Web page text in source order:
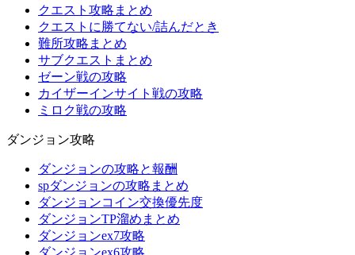
クエスト攻略まとめ
クエストに勝てない/詰んだとき
難所攻略まとめ
サブクエストまとめ
ゼーン戦の攻略
カイザーインサイト戦の攻略
ミロク戦の攻略
ダンジョン攻略
ダンジョンの攻略と報酬
spダンジョンの攻略まとめ
ダンジョンコイン交換優先度
ダンジョンTP溜めまとめ
ダンジョンex7攻略
ダンジョンex6攻略